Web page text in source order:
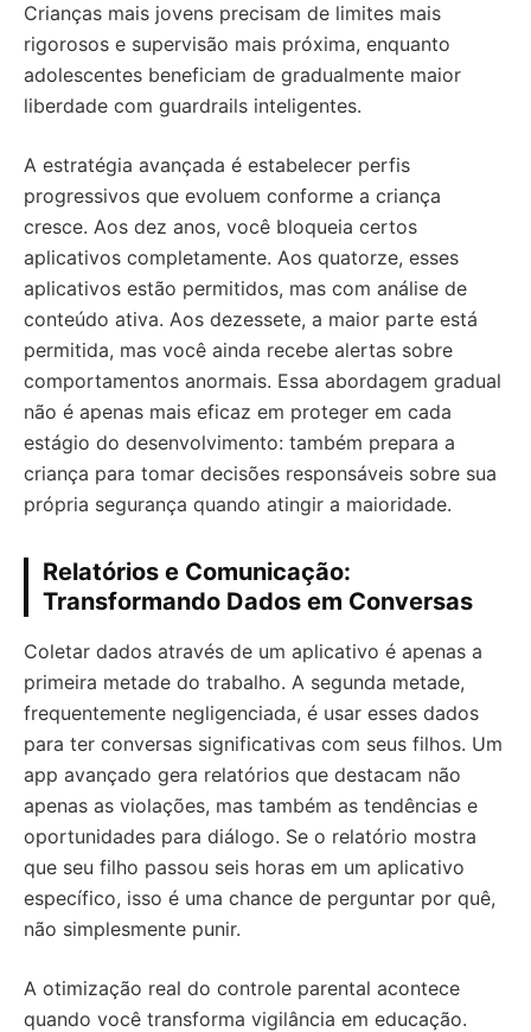
Crianças mais jovens precisam de limites mais
rigorosos e supervisão mais próxima, enquanto
adolescentes beneficiam de gradualmente maior
liberdade com guardrails inteligentes.
A estratégia avançada é estabelecer perfis
progressivos que evoluem conforme a criança
cresce. Aos dez anos, você bloqueia certos
aplicativos completamente. Aos quatorze, esses
aplicativos estão permitidos, mas com análise de
conteúdo ativa. Aos dezessete, a maior parte está
permitida, mas você ainda recebe alertas sobre
comportamentos anormais. Essa abordagem gradual
não é apenas mais eficaz em proteger em cada
estágio do desenvolvimento: também prepara a
criança para tomar decisões responsáveis sobre sua
própria segurança quando atingir a maioridade.
Relatórios e Comunicação:
Transformando Dados em Conversas
Coletar dados através de um aplicativo é apenas a
primeira metade do trabalho. A segunda metade,
frequentemente negligenciada, é usar esses dados
para ter conversas significativas com seus filhos. Um
app avançado gera relatórios que destacam não
apenas as violações, mas também as tendências e
oportunidades para diálogo. Se o relatório mostra
que seu filho passou seis horas em um aplicativo
específico, isso é uma chance de perguntar por quê,
não simplesmente punir.
A otimização real do controle parental acontece
quando você transforma vigilância em educação.